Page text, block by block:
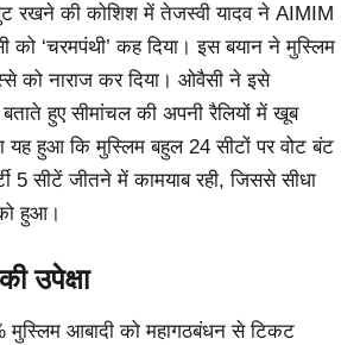
रखने की कोशिश में तेजस्वी यादव ने AIMIM
को ‘चरमपंथी’ कह दिया। इस बयान ने मुस्लिम
को नाराज कर दिया। ओवैसी ने इसे
हुए सीमांचल की अपनी रैलियों में खूब
यह हुआ कि मुस्लिम बहुल 24 सीटों पर वोट बंट
5 सीटें जीतने में कामयाब रही, जिससे सीधा
हुआ।
उपेक्षा
मुस्लिम आबादी को महागठबंधन से टिकट